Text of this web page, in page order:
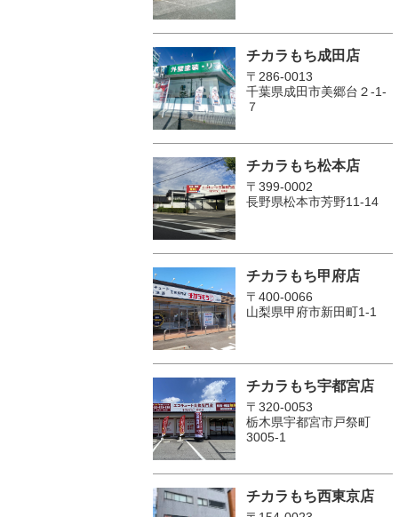
チカラもち成田店
〒286-0013
千葉県成田市美郷台２‐1‐
７
チカラもち松本店
〒399-0002
長野県松本市芳野11-14
チカラもち甲府店
〒400-0066
山梨県甲府市新田町1-1
チカラもち宇都宮店
〒320-0053
栃木県宇都宮市戸祭町
3005-1
チカラもち西東京店